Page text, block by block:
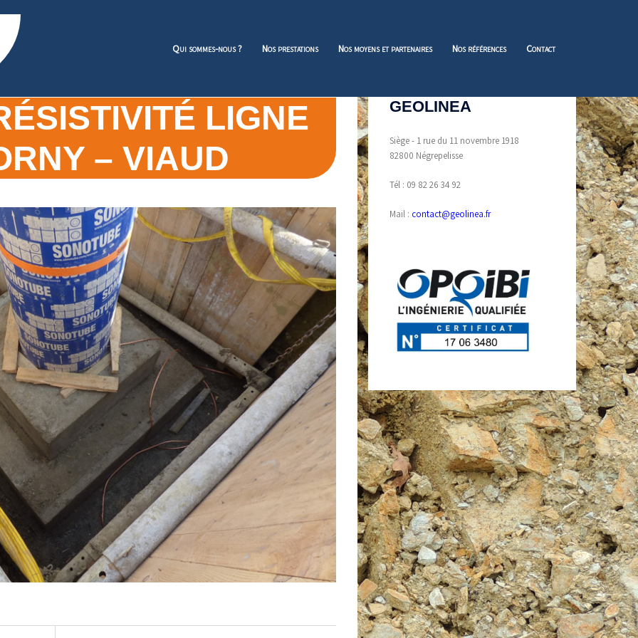
Qui sommes-nous ? Nos prestations Nos moyens et partenaires Nos références Contact
LIGNE
– VIAUD
GEOLINEA
Siège - 1 rue du 11 novembre 1918
82800 Négrepelisse
Tél : 09 82 26 34 92
Mail : contact@geolinea.fr